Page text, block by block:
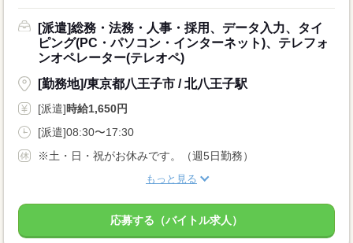
[派遣]総務・法務・人事・採用、データ入力、タイ
ピング(PC・パソコン・インターネット)、テレフォ
ンオペレーター(テレオペ)
[勤務地]/東京都八王子市 / 北八王子駅
[派遣]時給1,650円
[派遣]08:30〜17:30
※土・日・祝がお休みです。（週5日勤務）
もっと見る
応募する（バイトル求人）